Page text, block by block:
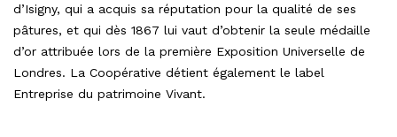
d’Isigny, qui a acquis sa réputation pour la qualité de ses
pâtures, et qui dès 1867 lui vaut d’obtenir la seule médaille
d’or attribuée lors de la première Exposition Universelle de
Londres. La Coopérative détient également le label
Entreprise du patrimoine Vivant.